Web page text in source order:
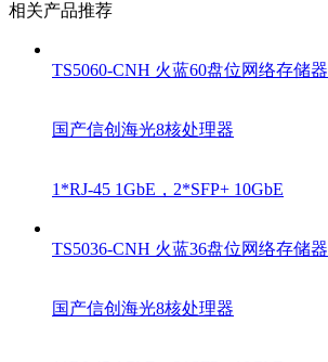
相关产品推荐
TS5060-CNH 火蓝60盘位网络存储器
国产信创海光8核处理器
1*RJ-45 1GbE，2*SFP+ 10GbE
TS5036-CNH 火蓝36盘位网络存储器
国产信创海光8核处理器